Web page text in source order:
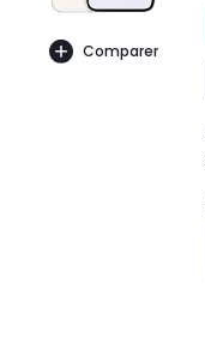
Comparer